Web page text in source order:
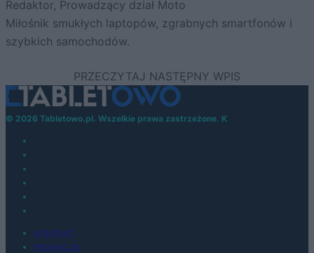
Redaktor, Prowadzący dział Moto
Miłośnik smukłych laptopów, zgrabnych smartfonów i
szybkich samochodów.
© 2026 Tabletowo.pl. Wszelkie prawa zastrzeżone. K
KONTAKT
REDAKCJA